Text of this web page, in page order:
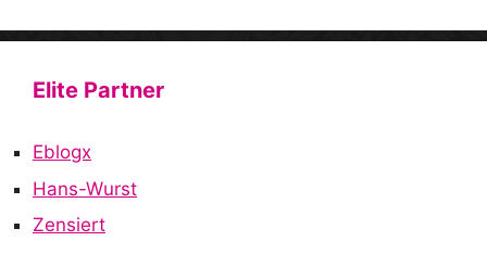
Elite Partner
Eblogx
Hans-Wurst
Zensiert